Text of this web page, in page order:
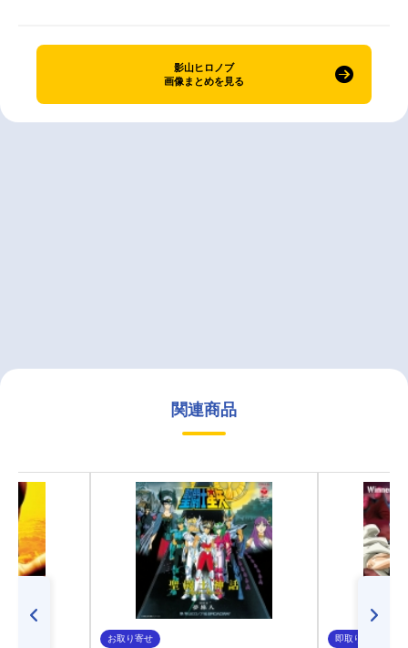
影山ヒロノブ
画像まとめを見る
関連商品
お取り寄せ 即取り